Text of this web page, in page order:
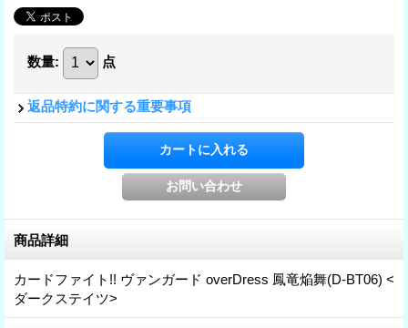
数量: 点
返品特約に関する重要事項
商品詳細
カードファイト!! ヴァンガード overDress 鳳竜焔舞(D-BT06) <
ダークステイツ>